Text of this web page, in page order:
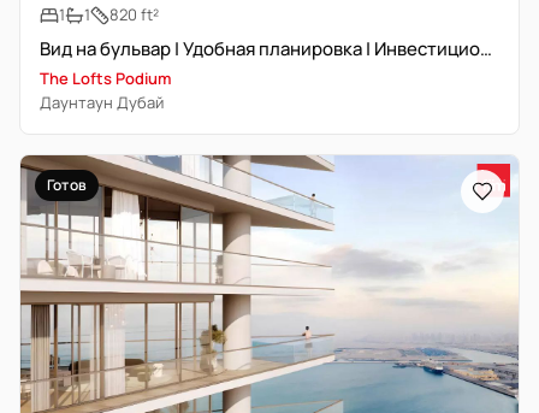
1
1 820 ft²
Вид на бульвар | Удобная планировка | Инвестиционное предложение
The Lofts Podium
Даунтаун Дубай
Готов